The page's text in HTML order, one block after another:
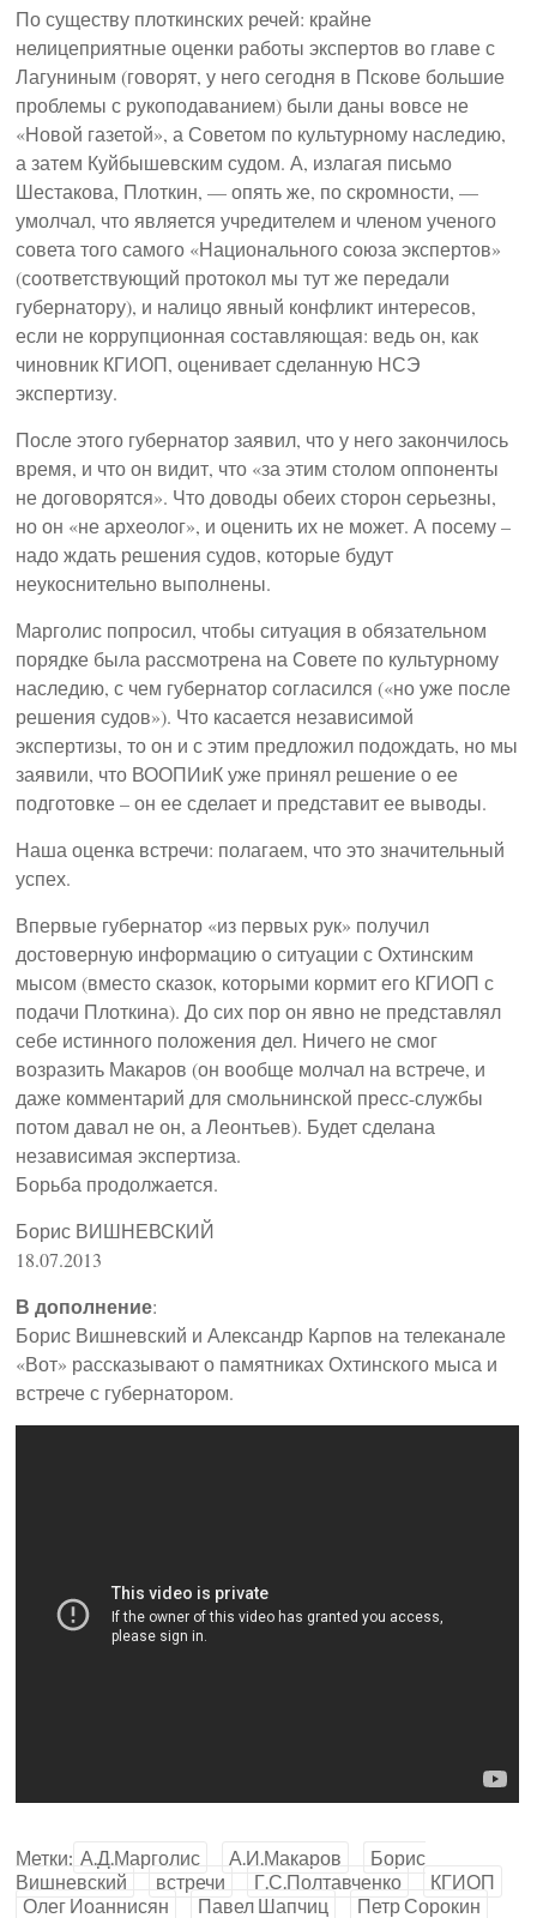
По существу плоткинских речей: крайне
нелицеприятные оценки работы экспертов во главе с
Лагуниным (говорят, у него сегодня в Пскове большие
проблемы с рукоподаванием) были даны вовсе не
«Новой газетой», а Советом по культурному наследию,
а затем Куйбышевским судом. А, излагая письмо
Шестакова, Плоткин, — опять же, по скромности, —
умолчал, что является учредителем и членом ученого
совета того самого «Национального союза экспертов»
(соответствующий протокол мы тут же передали
губернатору), и налицо явный конфликт интересов,
если не коррупционная составляющая: ведь он, как
чиновник КГИОП, оценивает сделанную НСЭ
экспертизу.
После этого губернатор заявил, что у него закончилось
время, и что он видит, что «за этим столом оппоненты
не договорятся». Что доводы обеих сторон серьезны,
но он «не археолог», и оценить их не может. А посему –
надо ждать решения судов, которые будут
неукоснительно выполнены.
Марголис попросил, чтобы ситуация в обязательном
порядке была рассмотрена на Совете по культурному
наследию, с чем губернатор согласился («но уже после
решения судов»). Что касается независимой
экспертизы, то он и с этим предложил подождать, но мы
заявили, что ВООПИиК уже принял решение о ее
подготовке – он ее сделает и представит ее выводы.
Наша оценка встречи: полагаем, что это значительный
успех.
Впервые губернатор «из первых рук» получил
достоверную информацию о ситуации с Охтинским
мысом (вместо сказок, которыми кормит его КГИОП с
подачи Плоткина). До сих пор он явно не представлял
себе истинного положения дел. Ничего не смог
возразить Макаров (он вообще молчал на встрече, и
даже комментарий для смольнинской пресс-службы
потом давал не он, а Леонтьев). Будет сделана
независимая экспертиза.
Борьба продолжается.
Борис ВИШНЕВСКИЙ
18.07.2013
В дополнение:
Борис Вишневский и Александр Карпов на телеканале
«Вот» рассказывают о памятниках Охтинского мыса и
встрече с губернатором.
Метки: А.Д.Марголис А.И.Макаров
Борис
Вишневский
встречи Г.С.Полтавченко
КГИОП
Олег Иоаннисян
Павел Шапчиц Петр Сорокин